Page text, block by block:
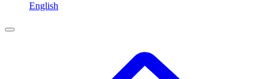
English